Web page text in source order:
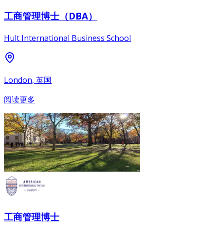
工商管理博士（DBA）
Hult International Business School
London, 英国
阅读更多
工商管理博士